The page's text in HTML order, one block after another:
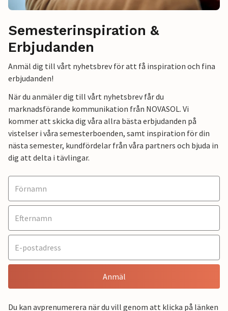
Semesterinspiration &
Erbjudanden
Anmäl dig till vårt nyhetsbrev för att få inspiration och fina
erbjudanden!
När du anmäler dig till vårt nyhetsbrev får du
marknadsförande kommunikation från NOVASOL. Vi
kommer att skicka dig våra allra bästa erbjudanden på
vistelser i våra semesterboenden, samt inspiration för din
nästa semester, kundfördelar från våra partners och bjuda in
dig att delta i tävlingar.
Anmäl
Du kan avprenumerera när du vill genom att klicka på länken